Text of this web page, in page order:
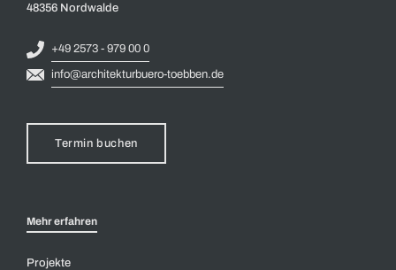
48356 Nordwalde
+49 2573 - 979 00 0
info@architekturbuero-toebben.de
Termin buchen
Mehr erfahren
Projekte